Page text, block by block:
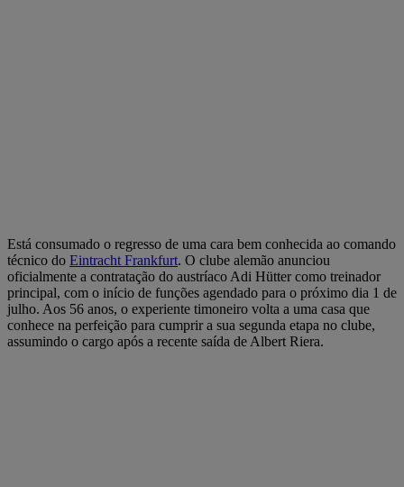
Está consumado o regresso de uma cara bem conhecida ao comando
técnico do Eintracht Frankfurt. O clube alemão anunciou
oficialmente a contratação do austríaco Adi Hütter como treinador
principal, com o início de funções agendado para o próximo dia 1 de
julho. Aos 56 anos, o experiente timoneiro volta a uma casa que
conhece na perfeição para cumprir a sua segunda etapa no clube,
assumindo o cargo após a recente saída de Albert Riera.